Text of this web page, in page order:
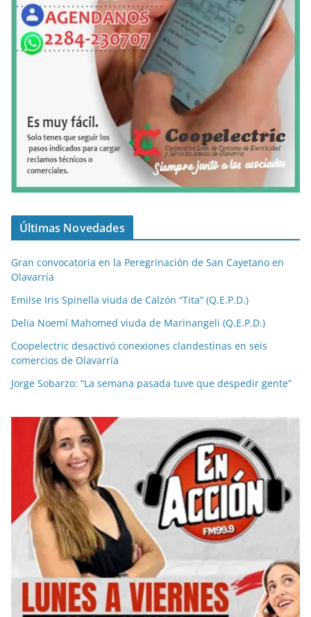
Últimas Novedades
Gran convocatoria en la Peregrinación de San Cayetano en
Olavarría
Emilse Iris Spinella viuda de Calzón “Tita” (Q.E.P.D.)
Delia Noemí Mahomed viuda de Marinangeli (Q.E.P.D.)
Coopelectric desactivó conexiones clandestinas en seis
comercios de Olavarría
Jorge Sobarzo: “La semana pasada tuve que despedir gente”